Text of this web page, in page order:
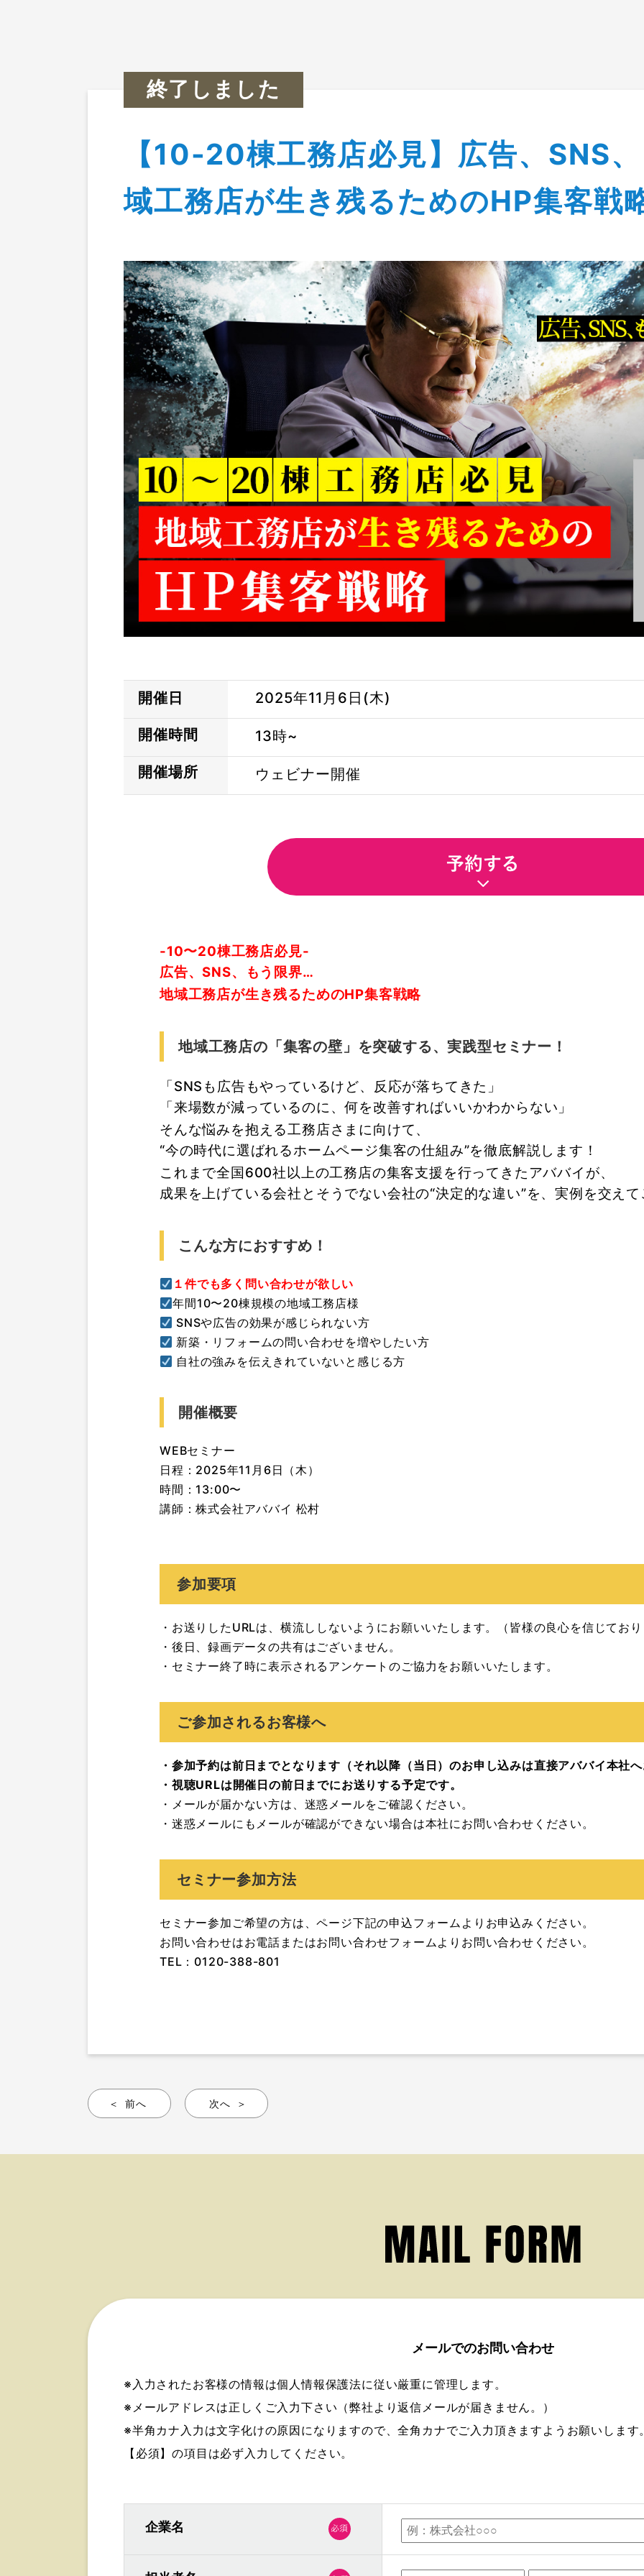
イベント情報>【10-20棟工務店必見】広告、SNS、もう限界… 地域工務店が生き残るための
終了しました
【10-20棟工務店必見】広告、SNS
域工務店が生き残るためのHP集客戦
開催日 2025年11月6日(木)
開催時間 13時~
開催場所 ウェビナー開催
-10〜20棟工務店必見-
広告、SNS、もう限界…
地域工務店が生き残るためのHP集客戦略
地域工務店の「集客の壁」を突破する、実践型セミナー！
「SNSも広告もやっているけど、反応が落ちてきた」
「来場数が減っているのに、何を改善すればいいかわからない」
そんな悩みを抱える工務店さまに向けて、
“今の時代に選ばれるホームページ集客の仕組み”を徹底解説します！
これまで全国600社以上の工務店の集客支援を行ってきたアババイが、
成果を上げている会社とそうでない会社の“決定的な違い”を、実例を交え
こんな方におすすめ！
１件でも多く問い合わせが欲しい
年間10〜20棟規模の地域工務店様
SNSや広告の効果が感じられない方
新築・リフォームの問い合わせを増やしたい方
自社の強みを伝えきれていないと感じる方
開催概要
WEBセミナー
日程：2025年11月6日（木）
時間：13:00〜
講師：株式会社アババイ 松村
参加要項
・お送りしたURLは、横流ししないようにお願いいたします。（皆様の良心を信じてお
・後日、録画データの共有はございません。
・セミナー終了時に表示されるアンケートのご協力をお願いいたします。
ご参加されるお客様へ
・参加予約は前日までとなります（それ以降（当日）のお申し込みは直接アババイ本社
・視聴URLは開催日の前日までにお送りする予定です。
・メールが届かない方は、迷惑メールをご確認ください。
・迷惑メールにもメールが確認ができない場合は本社にお問い合わせください。
セミナー参加方法
セミナー参加ご希望の方は、ページ下記の申込フォームよりお申込みください。
お問い合わせはお電話またはお問い合わせフォームよりお問い合わせください。
TEL：0120-388-801
前へ 次へ
メールでのお問い合わせ
※入力されたお客様の情報は個人情報保護法に従い厳重に管理します。
※メールアドレスは正しくご入力下さい（弊社より返信メールが届きません。）
※半角カナ入力は文字化けの原因になりますので、全角カナでご入力頂きますようお願いします
【必須】の項目は必ず入力してください。
企業名